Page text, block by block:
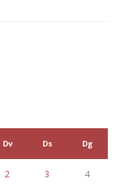
Dv Ds Dg
2 3 4